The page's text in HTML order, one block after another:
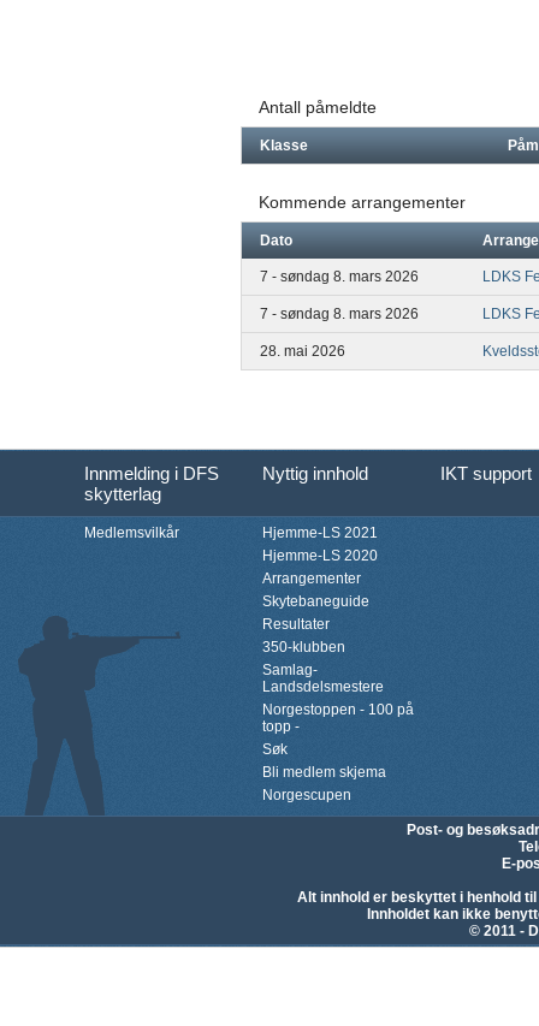
Antall påmeldte
Klasse
Kommende arrangementer
Dato
7 - søndag 8. mars 2026 LDKS
7 - søndag 8. mars 2026 LDKS
28. mai 2026
Innmelding i DFS
skytterlag
Nyttig innhold IKT support
Medlemsvilkår
Hjemme-LS 2021
Hjemme-LS 2020
Arrangementer
Skytebaneguide
Resultater
350-klubben
Samlag-
Landsdelsmestere
Norgestoppen - 100 på
topp -
Søk
Bli medlem skjema
Norgescupen
Post- og
E-
Alt innhold er beskyttet i henhold
Innholdet kan ikke
© 2011 -